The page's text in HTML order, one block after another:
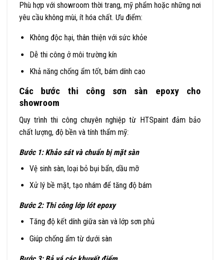
Phù hợp với showroom thời trang, mỹ phẩm hoặc những nơi
yêu cầu không mùi, ít hóa chất. Ưu điểm:
Không độc hại, thân thiện với sức khỏe
Dễ thi công ở môi trường kín
Khả năng chống ẩm tốt, bám dính cao
Các bước thi công sơn sàn epoxy cho
showroom
Quy trình thi công chuyên nghiệp từ HTSpaint đảm bảo
chất lượng, độ bền và tính thẩm mỹ:
Bước 1: Khảo sát và chuẩn bị mặt sàn
Vệ sinh sàn, loại bỏ bụi bẩn, dầu mỡ
Xử lý bề mặt, tạo nhám để tăng độ bám
Bước 2: Thi công lớp lót epoxy
Tăng độ kết dính giữa sàn và lớp sơn phủ
Giúp chống ẩm từ dưới sàn